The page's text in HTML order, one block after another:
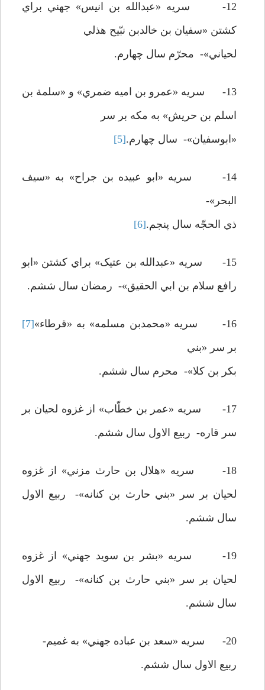
12- سريه «عبدالله بن انيس» جهني براي
کشتن «سفيان بن خالدبن نبّيح هذلي
لحياني»- محرّم سال چهارم.
13- سريه «عمرو بن اميه ضمري» و «سلمة بن
اسلم بن حريش» به مکه بر سر
«ابوسفيان»- سال چهارم.[5]
14- سريه «ابو عبيده بن جراح» به «سيف
البحر»-
ذي الحجّه سال پنجم.[6]
15- سريه «عبدالله بن عتيک» براي کشتن «ابو
رافع سلام بن ابي الحقيق»- رمضان سال ششم.
16- سريه «محمدبن مسلمه» به «قرطاء»
[7]
بر سر «بني
بکر بن کلا»- محرم سال ششم.
17- سريه «عمر بن خطّاب» از غزوه لحيان بر
سر قاره- ربيع الاول سال ششم.
18- سريه «هلال بن حارث مزني» از غزوه
لحيان بر سر «بني حارث بن کنانه»- ربيع الاول
سال ششم.
19- سريه «بشر بن سويد جهني» از غزوه
لحيان بر سر «بني حارث بن کنانه»- ربيع الاول
سال ششم.
20- سريه «سعد بن عباده جهني» به غميم-
ربيع الاول سال ششم.